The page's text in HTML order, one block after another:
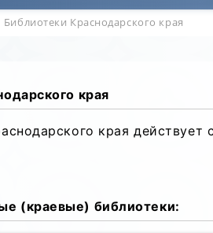
Библиотеки Краснодарского края
края
края действует
(краевые) библиотеки: